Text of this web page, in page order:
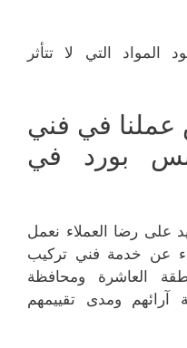
التي لا تتأثر
في فني
بورد في
على رضا العملاء نعمل
عن خدمة فني تركيب
العاشرة ومحافظة
ومدى تقييمهم